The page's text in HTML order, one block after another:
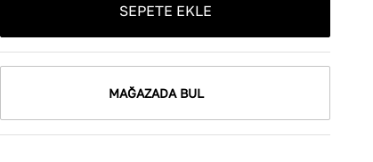
SEPETE EKLE
MAĞAZADA BUL